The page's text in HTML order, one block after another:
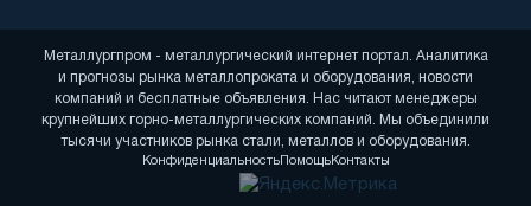
Металлургпром - металлургический интернет портал. Аналитика
и прогнозы рынка металлопроката и оборудования, новости
компаний и бесплатные объявления. Нас читают менеджеры
крупнейших горно-металлургических компаний. Мы объединили
тысячи участников рынка стали, металлов и оборудования.
КонфиденциальностьПомощьКонтакты